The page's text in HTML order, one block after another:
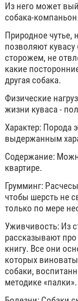
Из него может
собака-
Природное чутье,
позволяют
сторожем, не
какие
другая собака.
Физические
жизни куваса -
Характер: Порода
выдержанным
Содержание:
квартире.
Грумминг:
чтобы шерсть не
только по мере
Уживчивость: Из
рассказывают
книгу. Все они
которых
собаки,
методике «палки».